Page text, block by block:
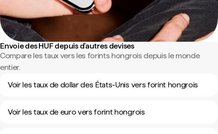
Envoie des HUF depuis d'autres devises
Compare les taux vers les forints hongrois depuis le monde
entier.
Voir les taux de dollar des États-Unis vers forint hongrois
Voir les taux de euro vers forint hongrois